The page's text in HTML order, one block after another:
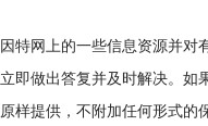
网上的一些信息资源并对
即做出答复并及时解决。如
提供，不附加任何形式的